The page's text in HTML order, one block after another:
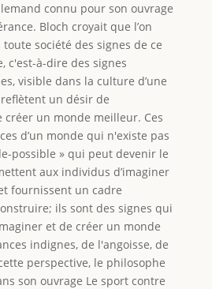
connu pour son ouvrage
Bloch croyait que l’on
société des signes de ce
c'est-à-dire des signes
visible dans la culture d’une
un désir de
créer un monde meilleur. Ces
d’un monde qui n'existe pas
possible » qui peut devenir le
aux individus d’imaginer
fournissent un cadre
ils sont des signes qui
et de créer un monde
indignes, de l'angoisse, de
perspective, le philosophe
son ouvrage Le sport contre